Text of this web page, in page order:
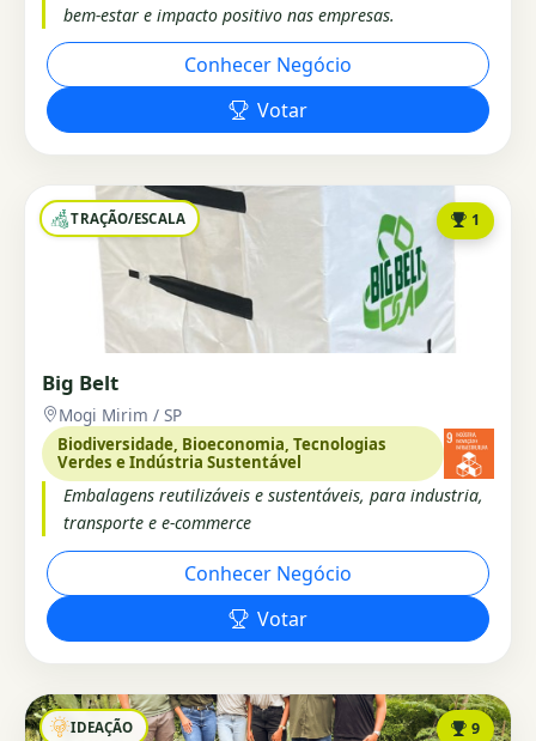
bem-estar e impacto positivo nas empresas.
Conhecer Negócio
Votar
TRAÇÃO/ESCALA 1
Big Belt
Mogi Mirim / SP
Biodiversidade, Bioeconomia, Tecnologias
Verdes e Indústria Sustentável
Embalagens reutilizáveis e sustentáveis, para industria,
transporte e e-commerce
Conhecer Negócio
Votar
IDEAÇÃO 9